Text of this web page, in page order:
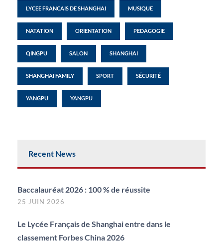
LYCEE FRANCAIS DE SHANGHAI MUSIQUE
NATATION ORIENTATION PEDAGOGIE
QINGPU SALON SHANGHAI
SHANGHAI FAMILY SPORT SÉCURITÉ
YANGPU YANGPU
Recent News
Baccalauréat 2026 : 100 % de réussite
25 JUIN 2026
Le Lycée Français de Shanghai entre dans le
classement Forbes China 2026